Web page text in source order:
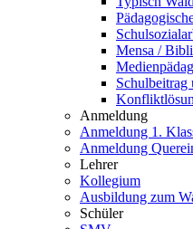
Mensa /
Schulbeitrag
Anmeldung
Anmeldung 1.
Anmeldung
Lehrer
Kollegium
Ausbildung zum
Schüler